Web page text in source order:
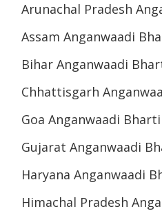
Arunachal Pradesh
Assam Anganwaadi
Bihar Anganwaadi
Chhattisgarh
Goa Anganwaadi
Gujarat Anganwaadi
Haryana Anganwaadi
Himachal Pradesh